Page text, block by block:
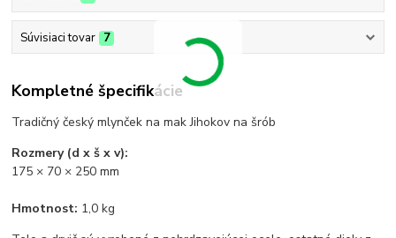
Súvisiaci tovar 7
Kompletné špecifikácie
Tradičný český mlynček na mak Jihokov na šrób
Rozmery (d x š x v):
175 × 70 × 250 mm
Hmotnost: 1,0 kg